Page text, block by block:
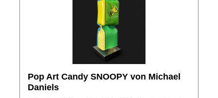
Pop Art Candy SNOOPY von Michael
Daniels